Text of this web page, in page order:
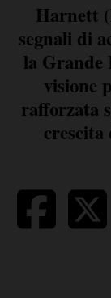
Harnett
segnali di
la Grande
visione
rafforzata
crescita